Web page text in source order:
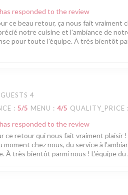
has responded to the review
ce beau retour, ça nous fait vraiment
notre cuisine et l'ambiance de
pour toute l'équipe. À très bientôt
4
: 5/5 MENU : 4/5 QUALITY_PRICE
has responded to the review
ce retour qui nous fait vraiment plaisir
moment chez nous, du service à
À très bientôt parmi nous ! L'équipe du